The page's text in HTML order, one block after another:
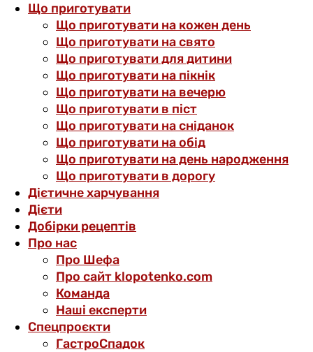
Що приготувати
Що приготувати на кожен день
Що приготувати на свято
Що приготувати для дитини
Що приготувати на пікнік
Що приготувати на вечерю
Що приготувати в піст
Що приготувати на сніданок
Що приготувати на обід
Що приготувати на день народження
Що приготувати в дорогу
Дієтичне харчування
Дієти
Добірки рецептів
Про нас
Про Шефа
Про сайт klopotenko.com
Команда
Наші експерти
Спецпроєкти
ГастроСпадок